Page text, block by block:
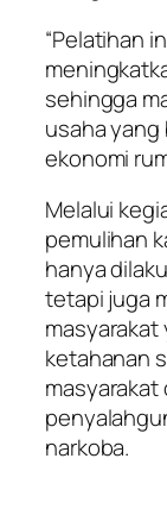
“Pelatihan
sehingga
usaha
ekonomi
Melalui
pemulihan
hanya
tetapi juga
masyarakat
ketahanan
masyarakat
narkoba.